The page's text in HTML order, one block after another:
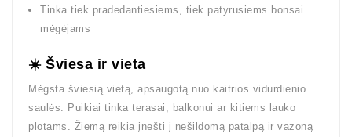
Tinka tiek pradedantiesiems, tiek patyrusiems bonsai
mėgėjams
☀️ Šviesa ir vieta
Mėgsta šviesią vietą, apsaugotą nuo kaitrios vidurdienio
saulės. Puikiai tinka terasai, balkonui ar kitiems lauko
plotams. Žiemą reikia įnešti į nešildomą patalpą ir vazoną